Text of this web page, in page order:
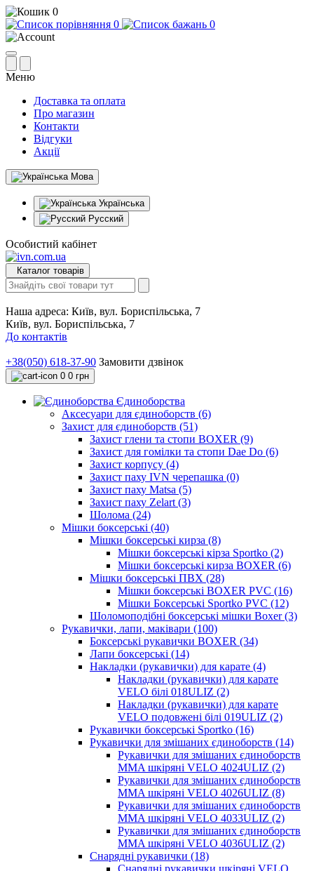
0
0
0
Меню
Доставка та оплата
Про магазин
Контакти
Відгуки
Акції
Мова
Українська
Русский
Особистий кабінет
Каталог товарів
Наша адреса: Київ, вул. Бориспільська, 7
Київ, вул. Бориспільська, 7
До контактів
+38(050) 618-37-90 Замовити дзвінок
0 0 грн
Єдиноборства
Аксесуари для єдиноборств (6)
Захист для єдиноборств (51)
Захист глени та стопи BOXER (9)
Захист для гомілки та стопи Dae Do (6)
Захист корпусу (4)
Захист паху IVN черепашка (0)
Захист паху Matsa (5)
Захист паху Zelart (3)
Шолома (24)
Мішки боксерські (40)
Мішки боксерські кирза (8)
Мішки боксерські кірза Sportko (2)
Мішки боксерські кирза BOXER (6)
Мішки боксерські ПВХ (28)
Мішки боксерські BOXER PVC (16)
Мішки Боксерські Sportko PVC (12)
Шоломоподібні боксерські мішки Boxer (3)
Рукавички, лапи, маківари (100)
Боксерські рукавички BOXER (34)
Лапи боксерські (14)
Накладки (рукавички) для карате (4)
Накладки (рукавички) для карате
VELO білі 018ULIZ (2)
Накладки (рукавички) для карате
VELO подовжені білі 019ULIZ (2)
Рукавички боксерські Sportko (16)
Рукавички для змішаних єдиноборств (14)
Рукавички для змішаних єдиноборств
MMA шкіряні VELO 4024ULIZ (2)
Рукавички для змішаних єдиноборств
MMA шкіряні VELO 4026ULIZ (8)
Рукавички для змішаних єдиноборств
MMA шкіряні VELO 4033ULIZ (2)
Рукавички для змішаних єдиноборств
MMA шкіряні VELO 4036ULIZ (2)
Снарядні рукавички (18)
Снарядні рукавички шкіряні VELO